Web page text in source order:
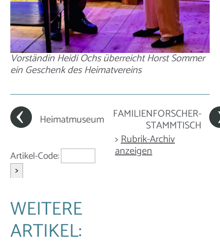
Vorständin Heidi Ochs überreicht Horst Sommer
ein Geschenk des Heimatvereins
Heimatmuseum FAMILIENFORSCHER-
STAMMTISCH
Artikel-Code:
>
WEITERE
ARTIKEL:
>Rubrik-Archiv
anzeigen